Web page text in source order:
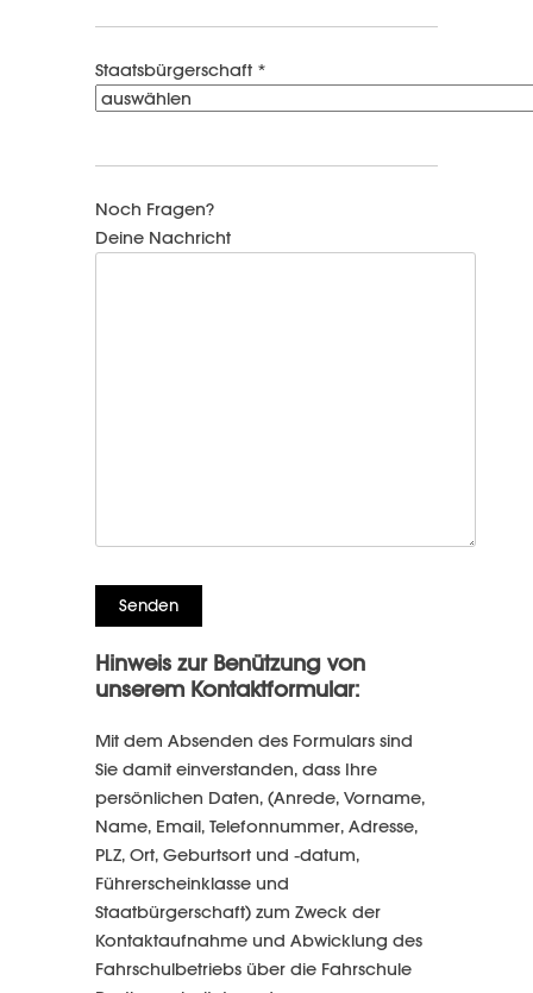
Staatsbürgerschaft *
Noch Fragen?
Deine Nachricht
Hinweis zur Benützung von
unserem Kontaktformular:
Mit dem Absenden des Formulars sind
Sie damit einverstanden, dass Ihre
persönlichen Daten, (Anrede, Vorname,
Name, Email, Telefonnummer, Adresse,
PLZ, Ort, Geburtsort und -datum,
Führerscheinklasse und
Staatbürgerschaft) zum Zweck der
Kontaktaufnahme und Abwicklung des
Fahrschulbetriebs über die Fahrschule